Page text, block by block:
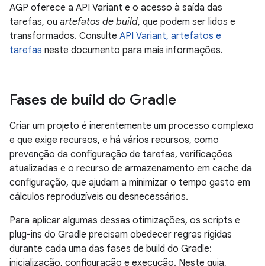
AGP oferece a API Variant e o acesso à saída das
tarefas, ou artefatos de build, que podem ser lidos e
transformados. Consulte API Variant, artefatos e
tarefas neste documento para mais informações.
Fases de build do Gradle
Criar um projeto é inerentemente um processo complexo
e que exige recursos, e há vários recursos, como
prevenção da configuração de tarefas, verificações
atualizadas e o recurso de armazenamento em cache da
configuração, que ajudam a minimizar o tempo gasto em
cálculos reproduzíveis ou desnecessários.
Para aplicar algumas dessas otimizações, os scripts e
plug-ins do Gradle precisam obedecer regras rígidas
durante cada uma das fases de build do Gradle:
inicialização, configuração e execução. Neste guia,